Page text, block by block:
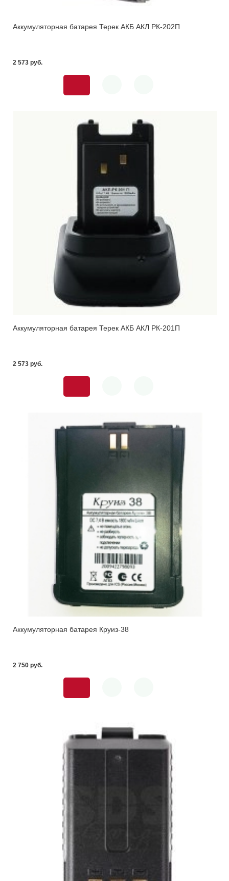
Аккумуляторная батарея Терек АКБ АКЛ РК-202П
2 573 pуб.
Аккумуляторная батарея Терек АКБ АКЛ РК-201П
2 573 pуб.
Аккумуляторная батарея Круиз-38
2 750 pуб.